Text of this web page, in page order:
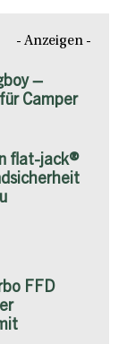
- Anzeigen -
–
Camper
flat-jack®
FFD